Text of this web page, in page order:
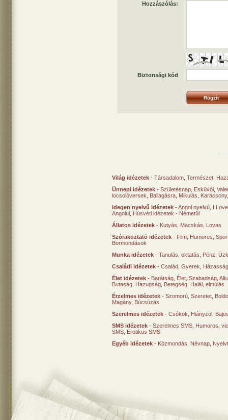
Hozzászólás:
Biztonsági kód
Világ idézetek - Társadalom Természet
Ünnepi idézetek - Születésnap Esküvői
locsolóversek
Ballagásra Mikulás Karácsony
Idegen nyelvű idézetek -Angol nyelvű I
Angolul Húsvéti idézetek - Németül
Állatos idézetek - Kutyás Macskás
Lovas
Szórakoztató idézetek - Film Humoros
Bormondások
Munka idézetek - Tanulás, oktatás Pénz
Családi idézetek - Család Gyerek
Élet idézetek - Barátság Élet Szabadság
Butaság Hazugság Betegség Halál, elmúlás
Érzelmes idézetek - Szomorú Szeretet
Magány, Búcsúzás
Szerelmes idézetek - Csókok Hiányzol
SMS idézetek - Szerelmes SMS Humoros,
SMS Erotikus SMS
Egyéb idézetek - Közmondás Névnap